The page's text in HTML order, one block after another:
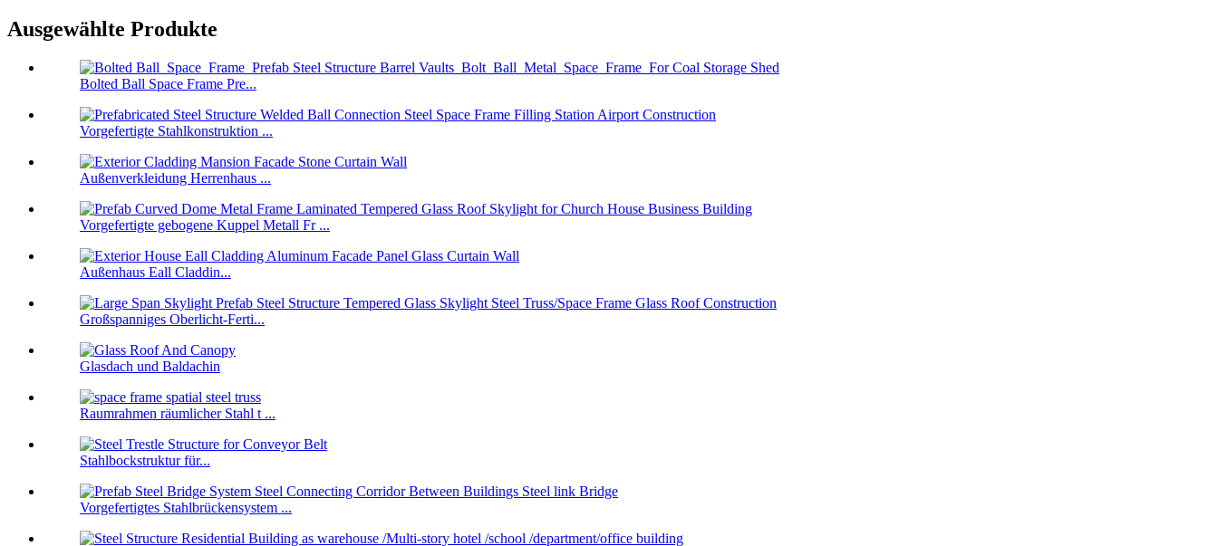
Ausgewählte Produkte
Bolted Ball Space Frame Pre...
Vorgefertigte Stahlkonstruktion ...
Außenverkleidung Herrenhaus ...
Vorgefertigte gebogene Kuppel Metall Fr ...
Außenhaus Eall Claddin...
Großspanniges Oberlicht-Ferti...
Glasdach und Baldachin
Raumrahmen räumlicher Stahl t ...
Stahlbockstruktur für...
Vorgefertigtes Stahlbrückensystem ...